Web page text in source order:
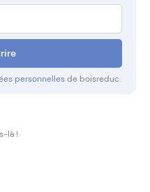
personnellesde boisreduc.
là !